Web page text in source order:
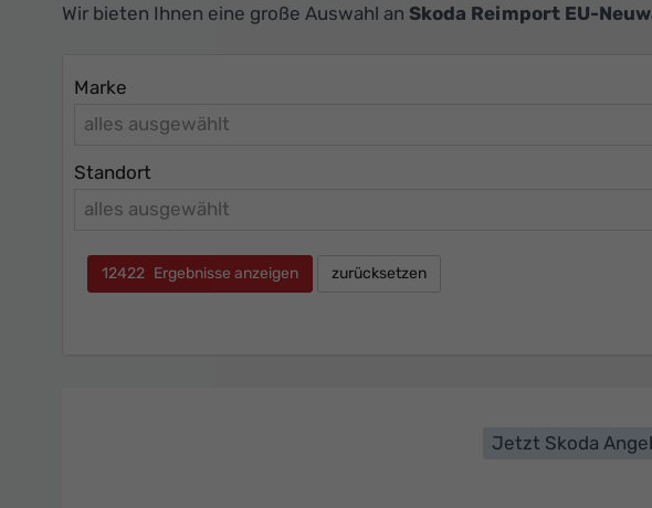
Wir bieten Ihnen eine große Auswahl an Skoda Reimport EU-
Marke
alles ausgewählt
Standort
alles ausgewählt
12422 Ergebnisse anzeigen zurücksetzen
Jetzt Skoda